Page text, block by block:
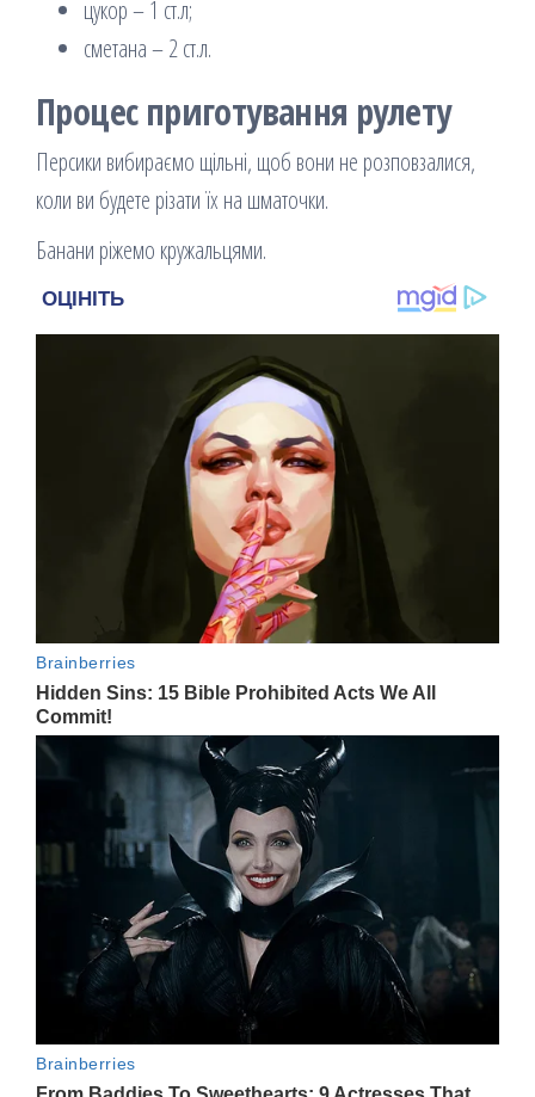
цукор – 1 ст.л;
сметана – 2 ст.л.
Процес приготування рулету
Персики вибираємо щільні, щоб вони не розповзалися,
коли ви будете різати їх на шматочки.
Банани ріжемо кружальцями.